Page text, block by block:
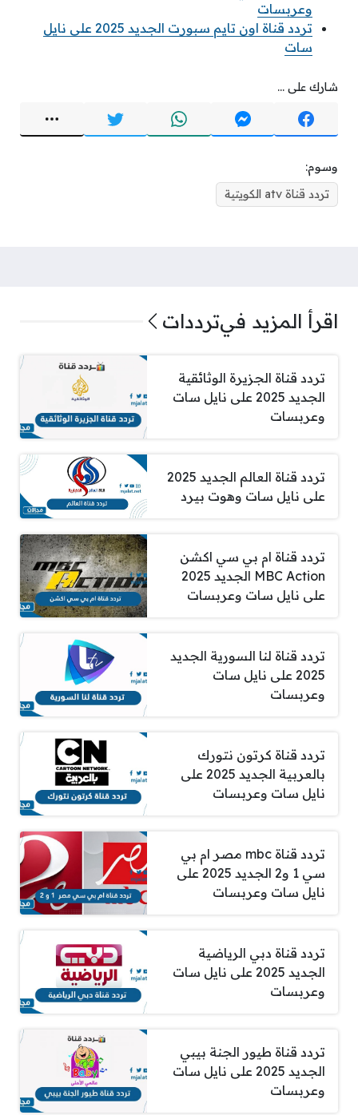
وعربسات
تردد قناة اون تايم سبورت الجديد 2025 على نايل
سات
شارك على ...
وسوم:
تردد قناة atv الكويتية
اقرأ المزيد فيترددات
تردد قناة الجزيرة الوثائقية
الجديد 2025 على نايل سات
وعربسات
تردد قناة العالم الجديد 2025
على نايل سات وهوت بيرد
تردد قناة ام بي سي اكشن
MBC Action الجديد 2025
على نايل سات وعربسات
تردد قناة لنا السورية الجديد
2025 على نايل سات
وعربسات
تردد قناة كرتون نتورك
بالعربية الجديد 2025 على
نايل سات وعربسات
تردد قناة mbc مصر ام بي
سي 1 و2 الجديد 2025 على
نايل سات وعربسات
تردد قناة دبي الرياضية
الجديد 2025 على نايل سات
وعربسات
تردد قناة طيور الجنة بيبي
الجديد 2025 على نايل سات
وعربسات